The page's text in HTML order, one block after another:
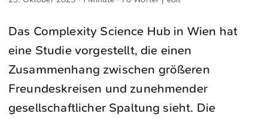
Das Complexity Science Hub in Wien hat
eine Studie vorgestellt, die einen
Zusammenhang zwischen größeren
Freundeskreisen und zunehmender
gesellschaftlicher Spaltung sieht. Die